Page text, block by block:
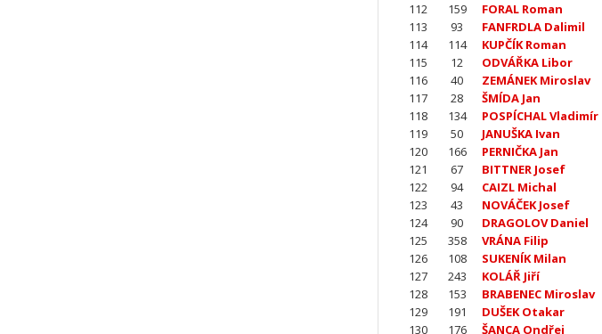
112
159 FORAL Roman
113
93 FANFRDLA Dalimil
114
114 KUPČÍK Roman
115
12 ODVÁŘKA Libor
116
40 ZEMÁNEK Miroslav
117
28 ŠMÍDA Jan
118
134 POSPÍCHAL Vladimír
119
50 JANUŠKA Ivan
120
166 PERNIČKA Jan
121
67 BITTNER Josef
122
94 CAIZL Michal
123
43 NOVÁČEK Josef
124
90 DRAGOLOV Daniel
125
358 VRÁNA Filip
126
108 SUKENÍK Milan
127
243 KOLÁŘ Jiří
128
153 BRABENEC Miroslav
129
191 DUŠEK Otakar
130
176 ŠANCA Ondřej